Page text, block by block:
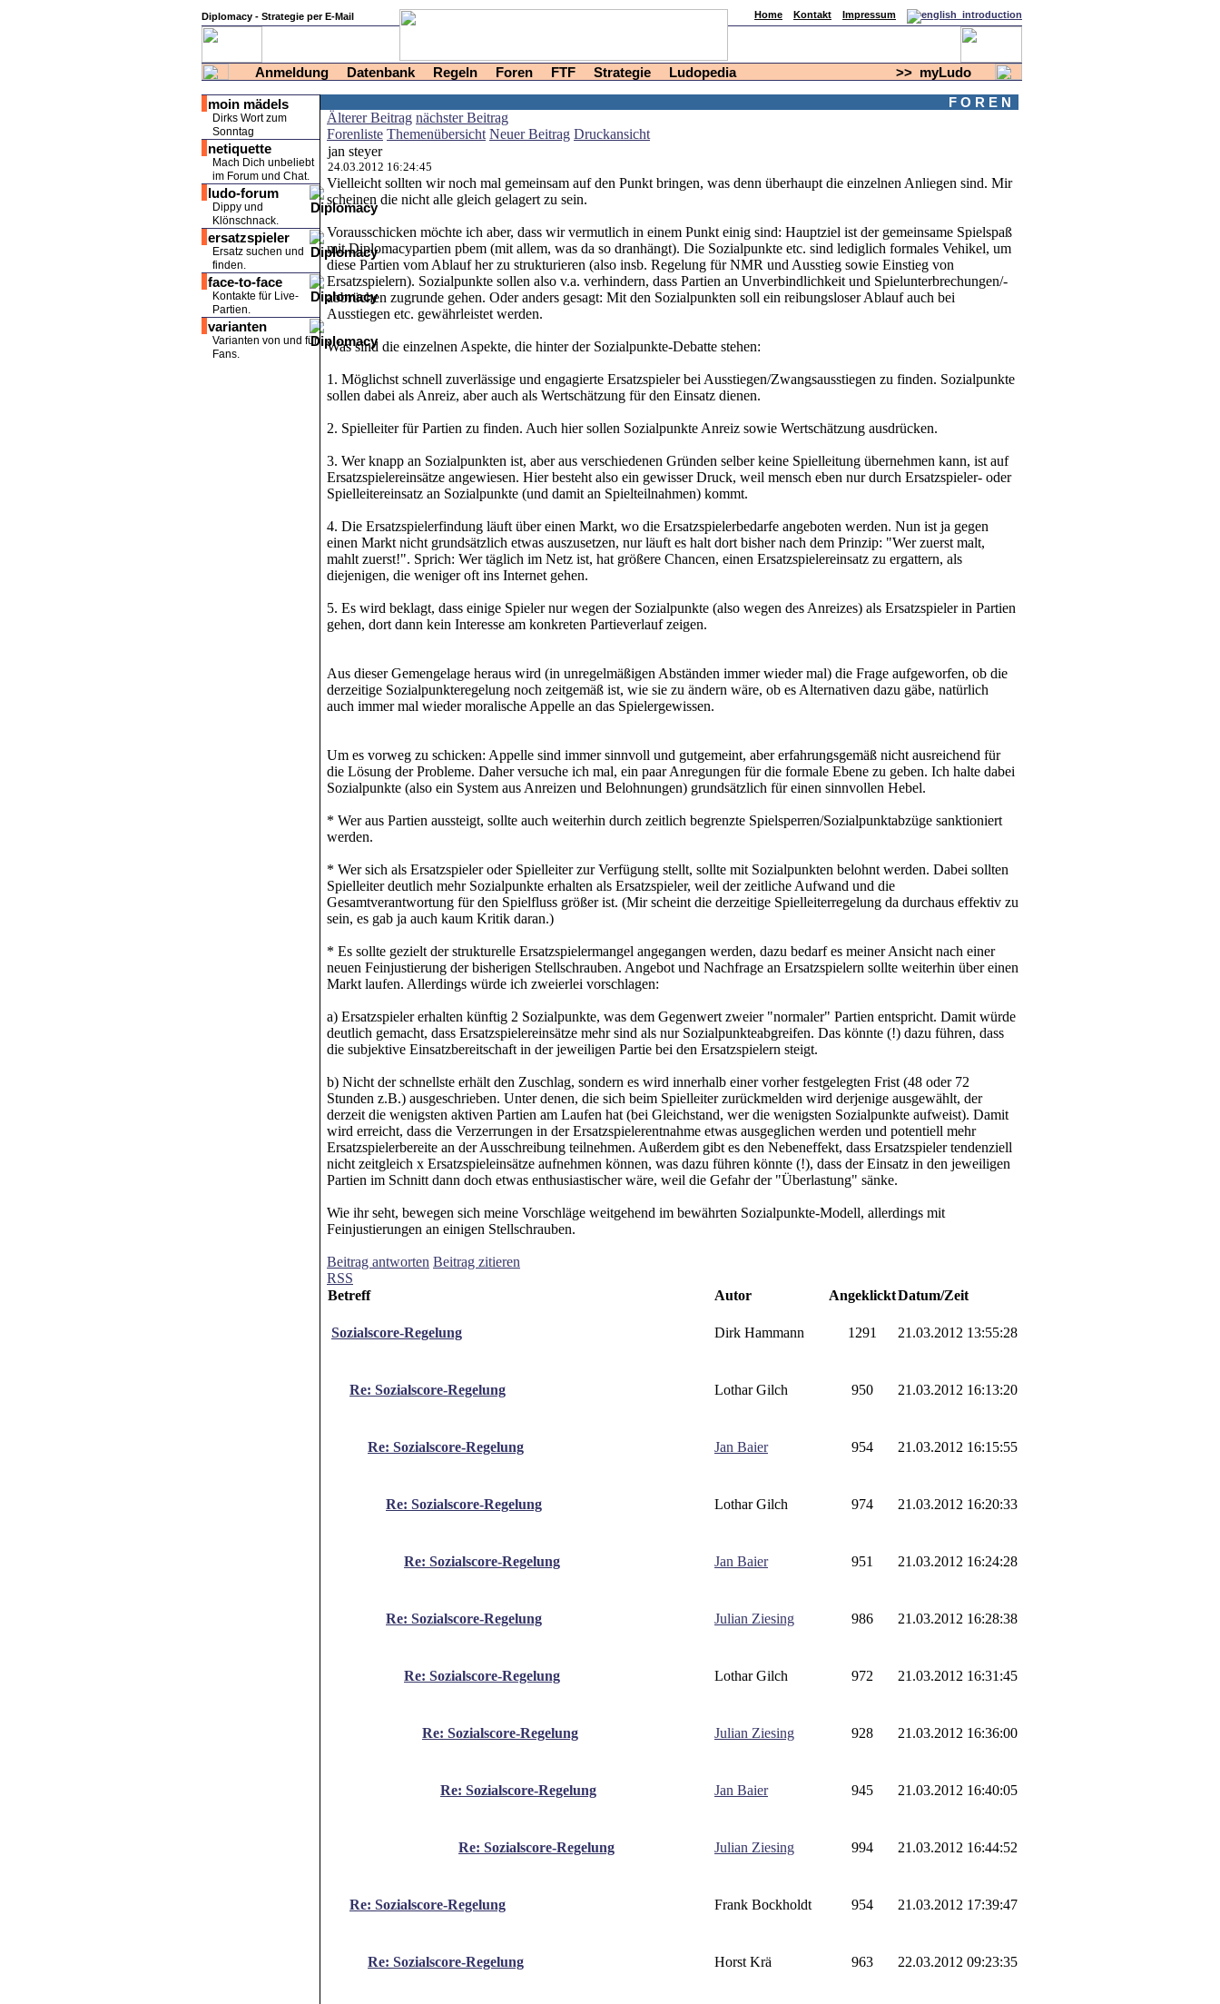
Diplomacy - Strategie per E-Mail Home Kontakt Impressum
Anmeldung Datenbank Regeln Foren FTF Strategie Ludopedia>> myLudo
moin mädels
Dirks Wort zum
Sonntag
netiquette
Mach Dich unbeliebt
im Forum und Chat.
ludo-forum
Dippy und
Klönschnack.
ersatzspieler
Ersatz suchen und
finden.
face-to-face
Kontakte für Live-
Partien.
varianten
Varianten von und für
Fans.
F O R E N
Älterer Beitrag nächster Beitrag
Forenliste Themenübersicht Neuer Beitrag Druckansicht
jan steyer
24.03.2012 16:24:45
Vielleicht sollten wir noch mal gemeinsam auf den Punkt bringen, was denn überhaupt die einzelnen Anliegen sind. Mir
scheinen die nicht alle gleich gelagert zu sein.
Vorausschicken möchte ich aber, dass wir vermutlich in einem Punkt einig sind: Hauptziel ist der gemeinsame Spielspaß
mit Diplomacypartien pbem (mit allem, was da so dranhängt). Die Sozialpunkte etc. sind lediglich formales Vehikel, um
diese Partien vom Ablauf her zu strukturieren (also insb. Regelung für NMR und Ausstieg sowie Einstieg von
Ersatzspielern). Sozialpunkte sollen also v.a. verhindern, dass Partien an Unverbindlichkeit und Spielunterbrechungen/-
abbrüchen zugrunde gehen. Oder anders gesagt: Mit den Sozialpunkten soll ein reibungsloser Ablauf auch bei
Ausstiegen etc. gewährleistet werden.
Was sind die einzelnen Aspekte, die hinter der Sozialpunkte-Debatte stehen:
1. Möglichst schnell zuverlässige und engagierte Ersatzspieler bei Ausstiegen/Zwangsausstiegen zu finden. Sozialpunkte
sollen dabei als Anreiz, aber auch als Wertschätzung für den Einsatz dienen.
2. Spielleiter für Partien zu finden. Auch hier sollen Sozialpunkte Anreiz sowie Wertschätzung ausdrücken.
3. Wer knapp an Sozialpunkten ist, aber aus verschiedenen Gründen selber keine Spielleitung übernehmen kann, ist auf
Ersatzspielereinsätze angewiesen. Hier besteht also ein gewisser Druck, weil mensch eben nur durch Ersatzspieler- oder
Spielleitereinsatz an Sozialpunkte (und damit an Spielteilnahmen) kommt.
4. Die Ersatzspielerfindung läuft über einen Markt, wo die Ersatzspielerbedarfe angeboten werden. Nun ist ja gegen
einen Markt nicht grundsätzlich etwas auszusetzen, nur läuft es halt dort bisher nach dem Prinzip: "Wer zuerst malt,
mahlt zuerst!". Sprich: Wer täglich im Netz ist, hat größere Chancen, einen Ersatzspielereinsatz zu ergattern, als
diejenigen, die weniger oft ins Internet gehen.
5. Es wird beklagt, dass einige Spieler nur wegen der Sozialpunkte (also wegen des Anreizes) als Ersatzspieler in Partien
gehen, dort dann kein Interesse am konkreten Partieverlauf zeigen.
Aus dieser Gemengelage heraus wird (in unregelmäßigen Abständen immer wieder mal) die Frage aufgeworfen, ob die
derzeitige Sozialpunkteregelung noch zeitgemäß ist, wie sie zu ändern wäre, ob es Alternativen dazu gäbe, natürlich
auch immer mal wieder moralische Appelle an das Spielergewissen.
Um es vorweg zu schicken: Appelle sind immer sinnvoll und gutgemeint, aber erfahrungsgemäß nicht ausreichend für
die Lösung der Probleme. Daher versuche ich mal, ein paar Anregungen für die formale Ebene zu geben. Ich halte dabei
Sozialpunkte (also ein System aus Anreizen und Belohnungen) grundsätzlich für einen sinnvollen Hebel.
* Wer aus Partien aussteigt, sollte auch weiterhin durch zeitlich begrenzte Spielsperren/Sozialpunktabzüge sanktioniert
werden.
* Wer sich als Ersatzspieler oder Spielleiter zur Verfügung stellt, sollte mit Sozialpunkten belohnt werden. Dabei sollten
Spielleiter deutlich mehr Sozialpunkte erhalten als Ersatzspieler, weil der zeitliche Aufwand und die
Gesamtverantwortung für den Spielfluss größer ist. (Mir scheint die derzeitige Spielleiterregelung da durchaus effektiv zu
sein, es gab ja auch kaum Kritik daran.)
* Es sollte gezielt der strukturelle Ersatzspielermangel angegangen werden, dazu bedarf es meiner Ansicht nach einer
neuen Feinjustierung der bisherigen Stellschrauben. Angebot und Nachfrage an Ersatzspielern sollte weiterhin über einen
Markt laufen. Allerdings würde ich zweierlei vorschlagen:
a) Ersatzspieler erhalten künftig 2 Sozialpunkte, was dem Gegenwert zweier "normaler" Partien entspricht. Damit würde
deutlich gemacht, dass Ersatzspielereinsätze mehr sind als nur Sozialpunkteabgreifen. Das könnte (!) dazu führen, dass
die subjektive Einsatzbereitschaft in der jeweiligen Partie bei den Ersatzspielern steigt.
b) Nicht der schnellste erhält den Zuschlag, sondern es wird innerhalb einer vorher festgelegten Frist (48 oder 72
Stunden z.B.) ausgeschrieben. Unter denen, die sich beim Spielleiter zurückmelden wird derjenige ausgewählt, der
derzeit die wenigsten aktiven Partien am Laufen hat (bei Gleichstand, wer die wenigsten Sozialpunkte aufweist). Damit
wird erreicht, dass die Verzerrungen in der Ersatzspielerentnahme etwas ausgeglichen werden und potentiell mehr
Ersatzspielerbereite an der Ausschreibung teilnehmen. Außerdem gibt es den Nebeneffekt, dass Ersatzspieler tendenziell
nicht zeitgleich x Ersatzspieleinsätze aufnehmen können, was dazu führen könnte (!), dass der Einsatz in den jeweiligen
Partien im Schnitt dann doch etwas enthusiastischer wäre, weil die Gefahr der "Überlastung" sänke.
Wie ihr seht, bewegen sich meine Vorschläge weitgehend im bewährten Sozialpunkte-Modell, allerdings mit
Feinjustierungen an einigen Stellschrauben.
Beitrag antworten Beitrag zitieren
RSS
Betreff
Autor AngeklicktDatum/Zeit
Sozialscore-Regelung Dirk Hammann 1291 21.03.2012 13:55:28
Re: Sozialscore-Regelung Lothar Gilch 950 21.03.2012 16:13:20
Re: Sozialscore-Regelung Jan Baier 954 21.03.2012 16:15:55
Re: Sozialscore-Regelung Lothar Gilch 974 21.03.2012 16:20:33
Re: Sozialscore-Regelung Jan Baier 951 21.03.2012 16:24:28
Re: Sozialscore-Regelung Julian Ziesing 986 21.03.2012 16:28:38
Re: Sozialscore-Regelung Lothar Gilch 972 21.03.2012 16:31:45
Re: Sozialscore-Regelung Julian Ziesing 928 21.03.2012 16:36:00
Re: Sozialscore-Regelung Jan Baier 945 21.03.2012 16:40:05
Re: Sozialscore-Regelung Julian Ziesing 994 21.03.2012 16:44:52
Re: Sozialscore-Regelung Frank Bockholdt 954 21.03.2012 17:39:47
Re: Sozialscore-Regelung Horst Krä 963 22.03.2012 09:23:35